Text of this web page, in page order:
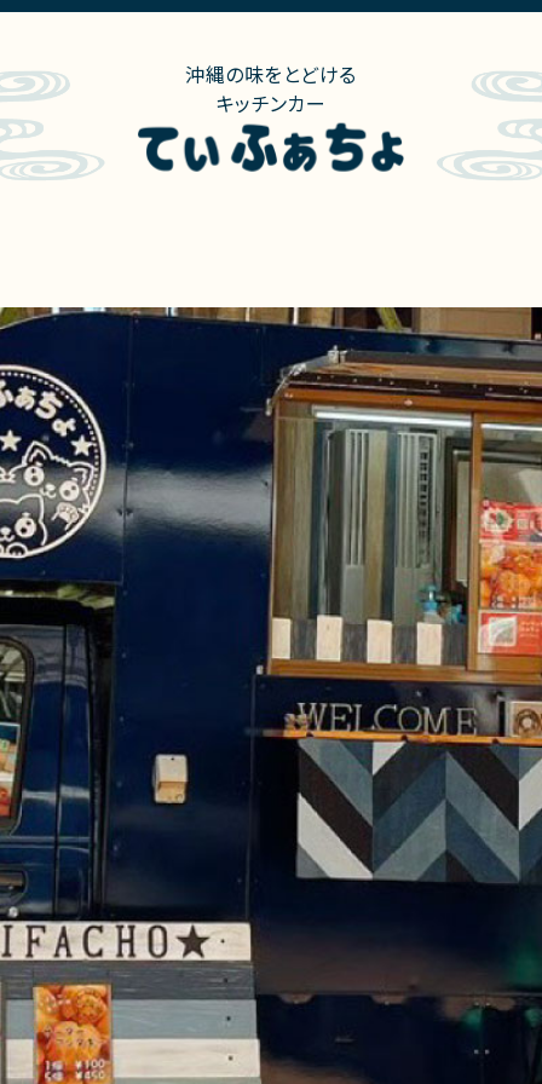
沖縄の味をとどける
キッチンカー
ュー 出店情報 出店実績 会社概要 お問合